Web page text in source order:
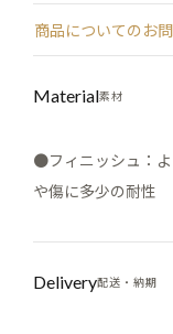
商品についてのお
Material素材
●フィニッシュ：
や傷に多少の耐性
Delivery配送・納期